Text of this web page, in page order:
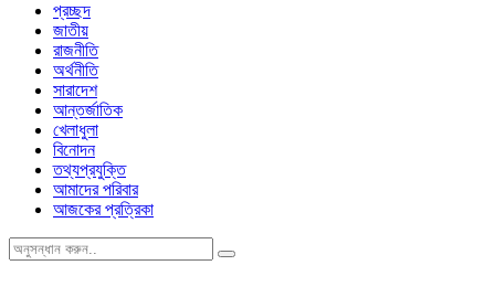
প্রচ্ছদ
জাতীয়
রাজনীতি
অর্থনীতি
সারাদেশ
আন্তর্জাতিক
খেলাধুলা
বিনোদন
তথ্যপ্রযুক্তি
আমাদের পরিবার
আজকের প্রত্রিকা